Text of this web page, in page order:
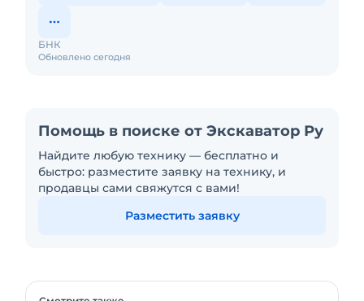
Обновлено сегодня
БНК
Помощь в поиске от Экскаватор Ру
Найдите любую технику — бесплатно и
быстро: разместите заявку на технику, и
продавцы сами свяжутся с вами!
Разместить заявку